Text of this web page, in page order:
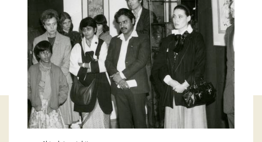
Občasne razstave
Gostovanja
E-razstave
Virtualni sprehodi
Razstavni projekti